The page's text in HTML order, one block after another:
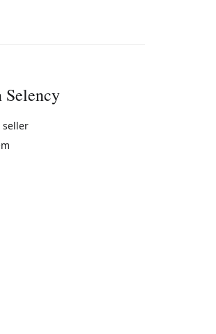
Selency
seller